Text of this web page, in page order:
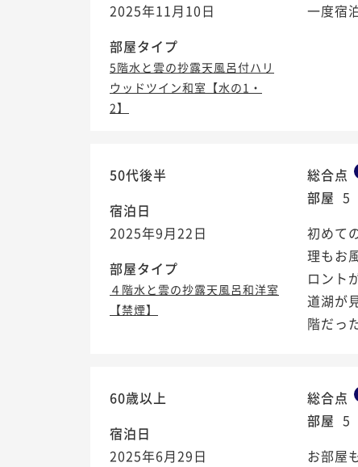
2025年11月10日
部屋タイプ
5階水と雲の抄露天風呂付ハリ
ウッドツイン和室【水の1・
2】
一度宿
50代後半
宿泊日
2025年9月22日
部屋タイプ
４階水と雲の抄露天風呂和洋室
【禁煙】
総合点
部屋 5
初めて
理もお
ロント
道湖が
階だっ
60歳以上
宿泊日
2025年6月29日
総合点
部屋 5
お部屋